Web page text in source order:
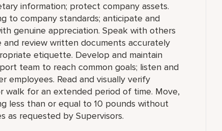
information; protect company assets.
to company standards; anticipate and
genuine appreciation. Speak with others
and review written documents accurately
etiquette. Develop and maintain
team to reach common goals; listen and
Read and visually verify
walk for an extended period of time. Move,
less than or equal to 10 pounds without
as requested by Supervisors.